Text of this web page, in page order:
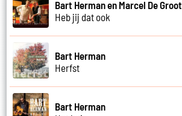
Bart Herman en Marcel De Groot
Heb jij dat ook
Bart Herman
Herfst
Bart Herman